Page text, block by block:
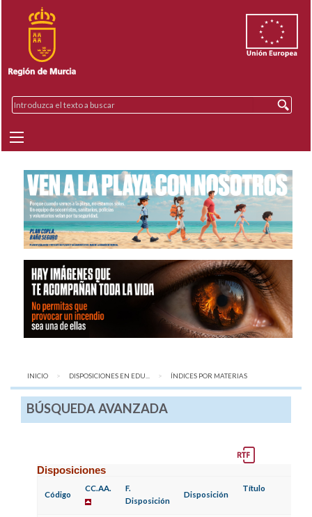
INICIO DISPOSICIONES EN EDU... AQUÍ:
ÍNDICES POR MATERIAS
BÚSQUEDA AVANZADA
Disposiciones
Código
CC.AA.
F.
Disposición
Disposición
Título